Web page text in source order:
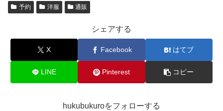
予約
洋服 通販
シェアする
X Facebook はてブ
LINE Pinterest コピー
hukubukuroをフォローする